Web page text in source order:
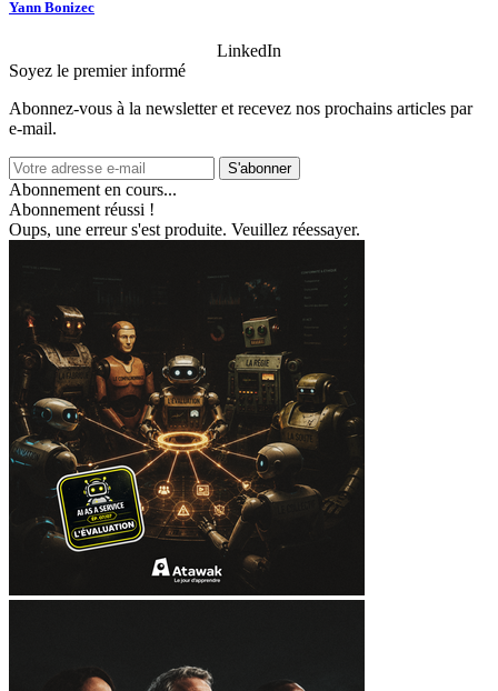
Yann Bonizec
LinkedIn
Soyez le premier informé
Abonnez‑vous à la newsletter et recevez nos prochains articles par
e‑mail.
S'abonner
Abonnement en cours...
Abonnement réussi !
Oups, une erreur s'est produite. Veuillez réessayer.